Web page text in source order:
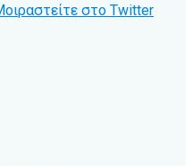
στο Twitter